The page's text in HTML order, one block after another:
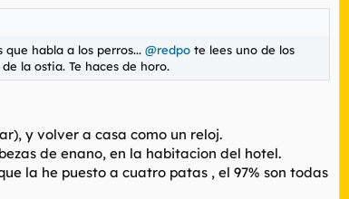
habla a los perros... @redpo te lees uno de los
la ostia. Te haces de horo.
y volver a casa como un reloj.
de enano, en la habitacion del hotel.
la he puesto a cuatro patas , el 97% son todas